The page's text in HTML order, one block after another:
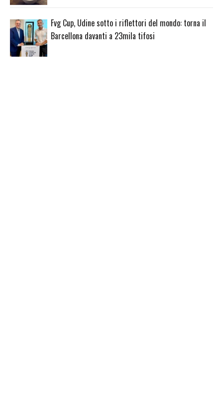
Fvg Cup, Udine sotto i riflettori del mondo: torna il
Barcellona davanti a 23mila tifosi